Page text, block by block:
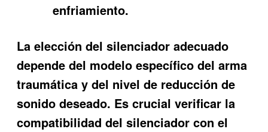
enfriamiento.
La elección del silenciador adecuado
depende del modelo específico del arma
traumática y del nivel de reducción de
sonido deseado. Es crucial verificar la
compatibilidad del silenciador con el